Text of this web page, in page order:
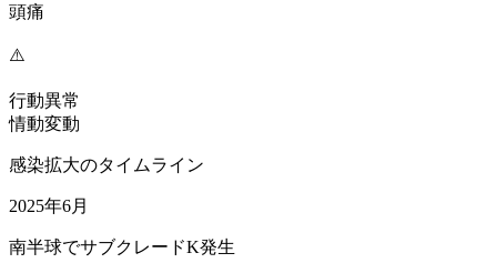
頭痛
⚠️
行動異常
情動変動
感染拡大のタイムライン
2025年6月
南半球でサブクレードK発生